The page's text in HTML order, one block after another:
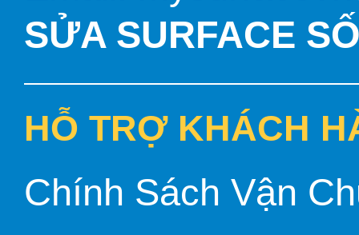
SỬA SURFACE
HỖ TRỢ KHÁCH
Chính Sách Vận